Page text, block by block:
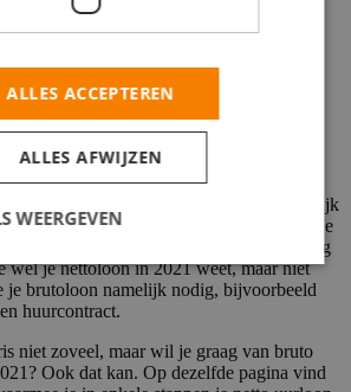
iedereen gaat afdragen, vandaar
bruto netto 2021 calculator kunt
down: van netto naar
ook voor de calculators. Wil jij bruto
maar netto naar bruto? Dat kan natuurlijk
met de bruto netto 2021 calculator vind je
Daarin kun je de omgekeerde berekening
wél je nettoloon in 2021 weet, maar niet
je brutoloon namelijk nodig, bijvoorbeeld
huurcontract.
niet zoveel, maar wil je graag van bruto
Ook dat kan. Op dezelfde pagina vind
ALLES ACCEPTEREN
ALLES AFWIJZEN
WEERGEVEN